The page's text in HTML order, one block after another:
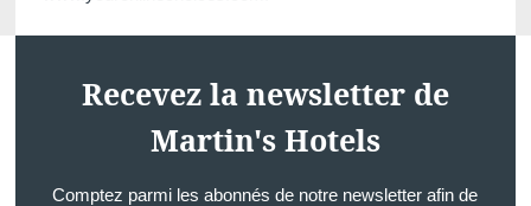
Recevez la newsletter de
Martin's Hotels
Comptez parmi les abonnés de notre newsletter afin de